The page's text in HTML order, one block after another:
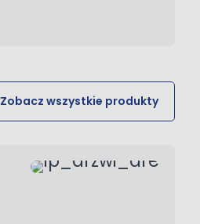
Zobacz wszystkie produkty